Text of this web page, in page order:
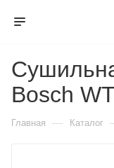
Bosch
Главная — Каталог